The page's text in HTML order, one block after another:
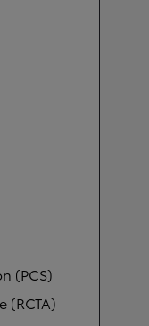
(PCS)
(RCTA)